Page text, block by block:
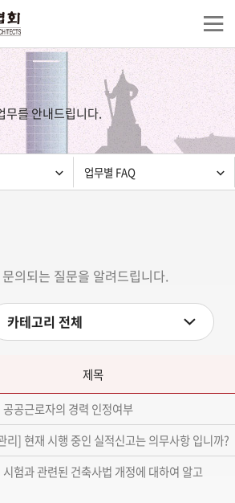
무를 안내드립니다.
업무별 FAQ
의되는 질문을 알려드립니다.
카테고리 전체
제목
공근로자의 경력 인정여부
리] 현재 시행 중인 실적신고는 의무사항 입니까?
험과 관련된 건축사법 개정에 대하여 알고